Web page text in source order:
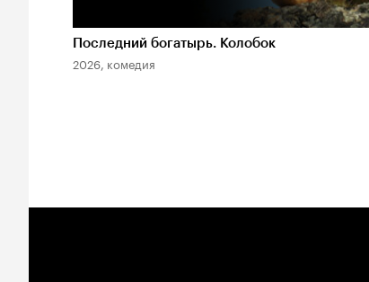
Последний богатырь. Колобок
2026, комедия